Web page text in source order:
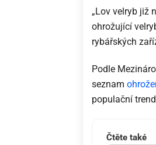
„Lov velryb již
ohrožující
rybářských
Podle
seznam
populační
Čtěte také